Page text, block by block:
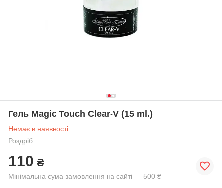
Гель Magic Touch Clear-V (15 ml.)
Немає в наявності
Роздріб
110 ₴
Мінімальна сума замовлення на сайті — 500 ₴